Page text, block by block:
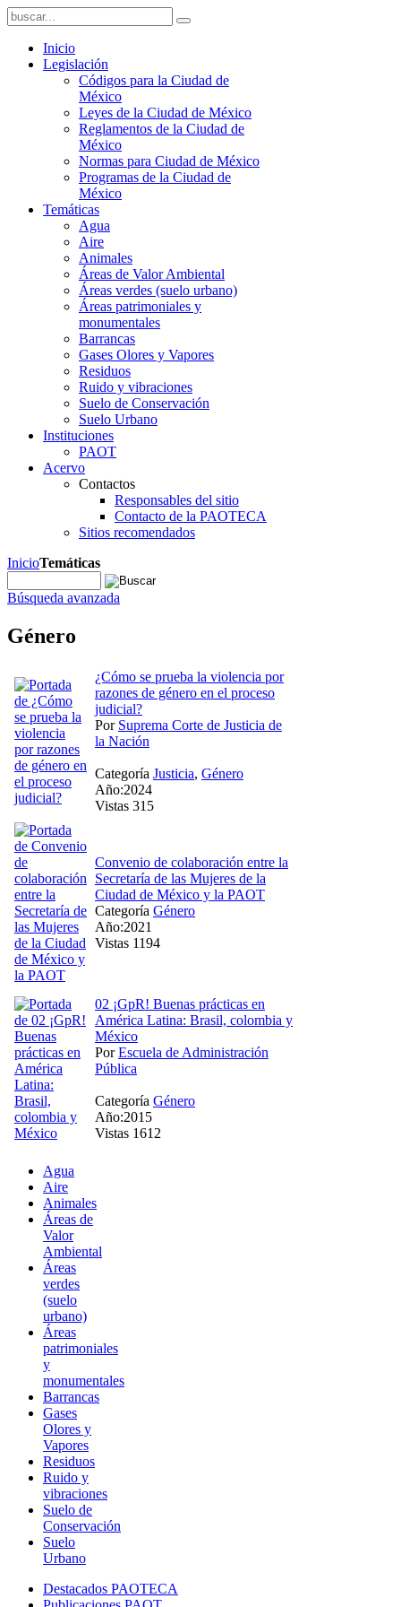
Inicio
Legislación
Códigos para la Ciudad de
México
Leyes de la Ciudad de México
Reglamentos de la Ciudad de
México
Normas para Ciudad de México
Programas de la Ciudad de
México
Temáticas
Agua
Aire
Animales
Áreas de Valor Ambiental
Áreas verdes (suelo urbano)
Áreas patrimoniales y
monumentales
Barrancas
Gases Olores y Vapores
Residuos
Ruido y vibraciones
Suelo de Conservación
Suelo Urbano
Instituciones
PAOT
Acervo
Contactos
Responsables del sitio
Contacto de la PAOTECA
Sitios recomendados
InicioTemáticas
Búsqueda avanzada
Género
¿Cómo se prueba la violencia por
razones de género en el proceso
judicial?
Por Suprema Corte de Justicia de
la Nación
Categoría Justicia, Género
Año:2024
Vistas 315
Convenio de colaboración entre la
Secretaría de las Mujeres de la
Ciudad de México y la PAOT
Categoría Género
Año:2021
Vistas 1194
02 ¡GpR! Buenas prácticas en
América Latina: Brasil, colombia y
México
PorEscuela de Administración
Pública
Categoría Género
Año:2015
Vistas 1612
Agua
Aire
Animales
Áreas de
Valor
Ambiental
Áreas
verdes
(suelo
urbano)
Áreas
patrimoniales
y
monumentales
Barrancas
Gases
Olores y
Vapores
Residuos
Ruido y
vibraciones
Suelo de
Conservación
Suelo
Urbano
Destacados PAOTECA